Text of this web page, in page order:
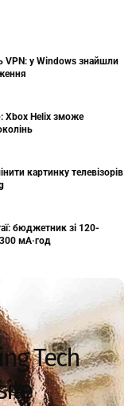
VPN: у Windows знайшли
Xbox Helix зможе
картинку телевізорів
бюджетник зі 120-
мА·год
Tech